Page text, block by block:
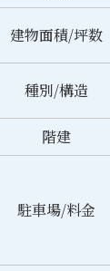
建物面積/坪数
種別/構造
階建
駐車場/料金